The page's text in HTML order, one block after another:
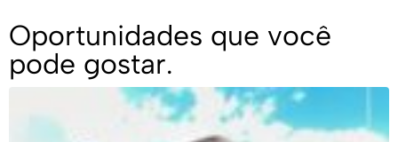
Oportunidades que você
pode gostar.